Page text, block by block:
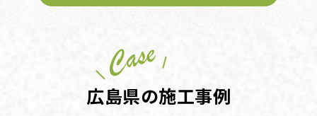
広島県の施工事例